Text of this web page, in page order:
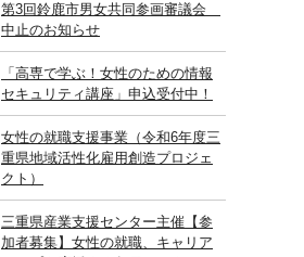
第3回鈴鹿市男女共同参画審議会
中止のお知らせ
「高専で学ぶ！女性のための情報
セキュリティ講座」申込受付中！
女性の就職支援事業（令和6年度三
重県地域活性化雇用創造プロジェ
クト）
三重県産業支援センター主催【参
加者募集】女性の就職、キャリア